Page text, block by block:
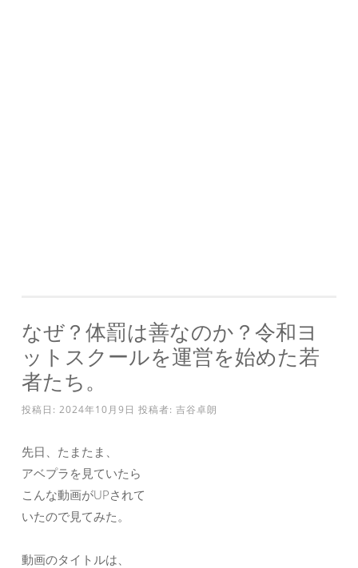
なぜ？体罰は善なのか？令和ヨ
ットスクールを運営を始めた若
者たち。
投稿日: 2024年10月9日 投稿者: 吉谷卓朗
先日、たまたま、
アベプラを見ていたら
こんな動画がUPされて
いたので見てみた。
動画のタイトルは、